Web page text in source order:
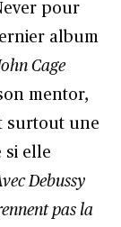
pour
album
Cage
mentor,
surtout une
si elle
Debussy
pas la